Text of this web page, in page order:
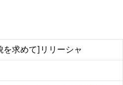
を求めて]リリーシャ